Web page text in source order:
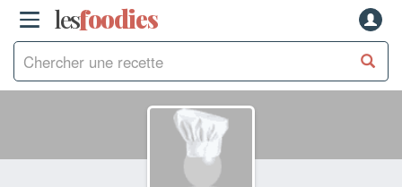
lesfoodies